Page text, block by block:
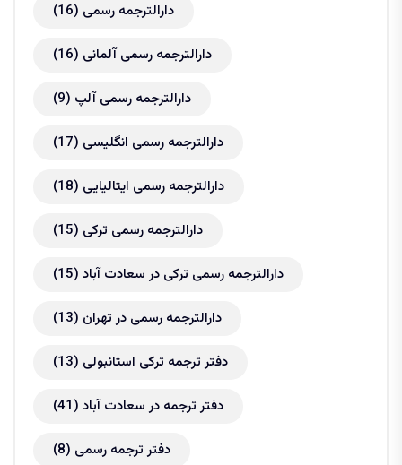
دارالترجمه رسمی (16)
دارالترجمه رسمی آلمانی (16)
دارالترجمه رسمی آلپ (9)
دارالترجمه رسمی انگلیسی (17)
دارالترجمه رسمی ایتالیایی (18)
دارالترجمه رسمی ترکی (15)
دارالترجمه رسمی ترکی در سعادت آباد (15)
دارالترجمه رسمی در تهران (13)
دفتر ترجمه ترکی استانبولی (13)
دفتر ترجمه در سعادت آباد (41)
دفتر ترجمه رسمی (8)